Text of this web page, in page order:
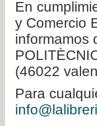
En
y Comercio
informamos
(46022
Para